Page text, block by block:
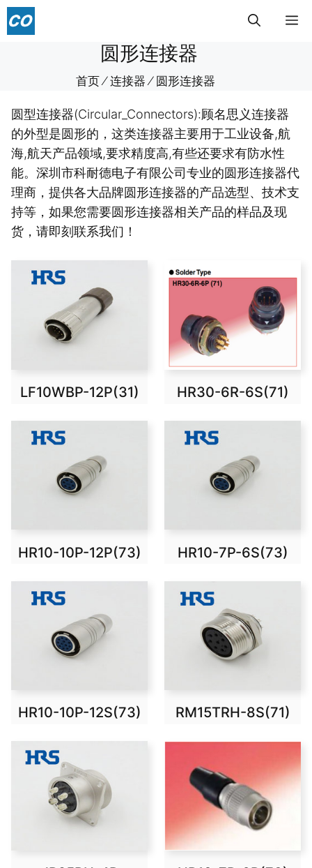
跳
至
菜
圆形连接器
首页⁄连接器⁄ 圆形连接器
圆型连接器(Circular_Connectors):顾名思义连接器
的外型是圆形的，这类连接器主要用于工业设备,航
海,航天产品领域,要求精度高,有些还要求有防水性
能。深圳市科耐德电子有限公司专业的圆形连接器代
理商，提供各大品牌圆形连接器的产品选型、技术支
持等，如果您需要圆形连接器相关产品的样品及现
货，请即刻联系我们！
LF10WBP-12P(31) HR30-6R-6S(71)
HR10-10P-12P(73) HR10-7P-6S(73)
HR10-10P-12S(73) RM15TRH-8S(71)